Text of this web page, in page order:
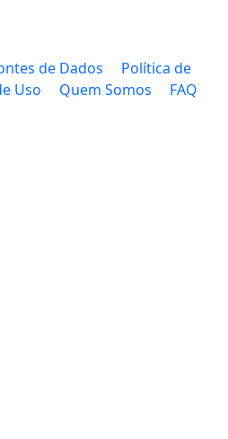
de Dados
Política de
Uso Quem Somos FAQ